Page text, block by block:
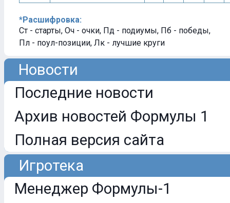
*Расшифровка:
Ст - старты, Оч - очки, Пд - подиумы, Пб - победы,
Пл - поул-позиции, Лк - лучшие круги
Новости
Последние новости
Архив новостей Формулы 1
Полная версия сайта
Игротека
Менеджер Формулы-1